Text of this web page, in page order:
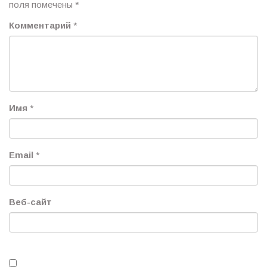
поля помечены *
Комментарий *
Имя *
Email *
Веб-сайт